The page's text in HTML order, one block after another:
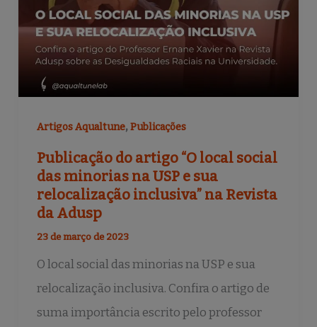
Artigos Aqualtune,Publicações
Publicação do artigo “O local social
das minorias na USP e sua
relocalização inclusiva” na Revista
da Adusp
23 de março de 2023
O local social das minorias na USP e sua
relocalização inclusiva. Confira o artigo de
suma importância escrito pelo professor